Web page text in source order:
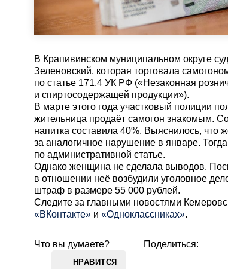
В Крапивинском муниципальном округе
Зеленовский, которая торговала
по статье 171.4 УК РФ («Незаконная
и спиртосодержащей продукции»).
В марте этого года участковый полиции
жительница продаёт самогон знакомым.
напитка составила 40%. Выяснилось, что
за аналогичное нарушение в январе.
по административной статье.
Однако женщина не сделала выводов.
в отношении неё возбудили уголовное
штраф в размере 55 000 рублей.
Cледите за главными новостями
«ВКонтакте» и «Одноклассниках».
Что вы думаете?
НРАВИТСЯ
Поделиться: